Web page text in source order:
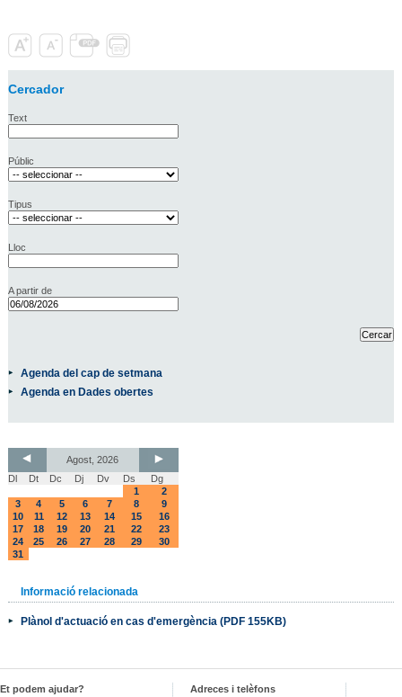
Cercador
Text
Públic
Tipus
Lloc
A partir de
Agenda del cap de setmana
Agenda en Dades obertes
Agost, 2026
Dl
Dt Dc Dj Dv Ds
Dg
1
2
3
4 5 6 7 8
9
10
11 12 13 14 15
16
17
18 19 20 21 22
23
24
25 26 27 28 29
30
31
Informació relacionada
Plànol d'actuació en cas d'emergència (PDF 155KB)
Et podem ajudar?
Adreces i telèfons